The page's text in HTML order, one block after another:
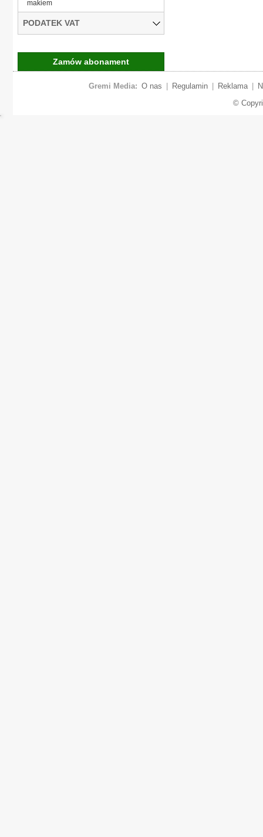
makiem
PODATEK VAT
Zamów abonament
Gremi Media: O nas Regulamin Reklama
©